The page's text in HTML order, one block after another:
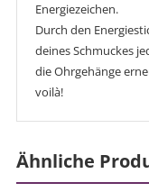
Energiezeichen.
Durch den
deines Schmuckes
die Ohrgehänge
voilà!
Ähnliche